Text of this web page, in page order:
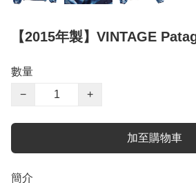
【2015年製】VINTAGE
數量
−
+
加至購物車
簡介